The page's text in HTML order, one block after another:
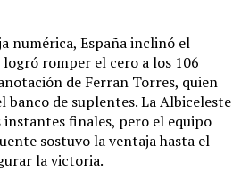
numérica, España inclinó el
romper el cero a los 106
de Ferran Torres, quien
banco de suplentes. La Albiceleste
instantes finales, pero el equipo
sostuvo la ventaja hasta el
la victoria.